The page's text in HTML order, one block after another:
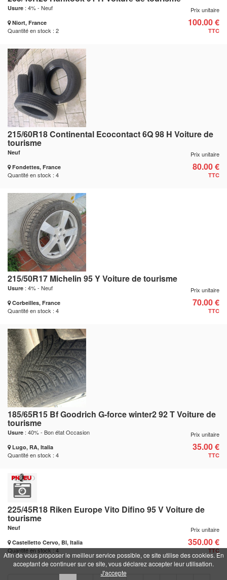
Usure : 4% - Neuf
Niort, France
Quantité en stock : 2
Prix unitaire
100.00 €
TTC
215/60R18 Continental Ecocontact 6Q 98 H Voiture de
tourisme
Neuf
Fondettes, France
Quantité en stock : 4
Prix unitaire
80.00 €
TTC
215/50R17 Michelin 95 Y Voiture de tourisme
Usure : 4% - Neuf
Corbeilles, France
Quantité en stock : 4
Prix unitaire
70.00 €
TTC
185/65R15 Bf Goodrich G-force winter2 92 T Voiture de
tourisme
Usure : 40% - Bon état Occasion
Lugo, RA, Italia
Quantité en stock : 4
Prix unitaire
35.00 €
TTC
225/45R18 Riken Europe Vito Difino 95 V Voiture de
tourisme
Neuf
Castelletto Cervo, BI, Italia
Quantité en stock : 4
Prix unitaire
350.00 €
TTC
Afin de vous proposer le meilleur service possible, ce site utilise des cookies. En
acceptant de continuer sur ce site, vous déclarez accepter leur utilisation.
J'accepte